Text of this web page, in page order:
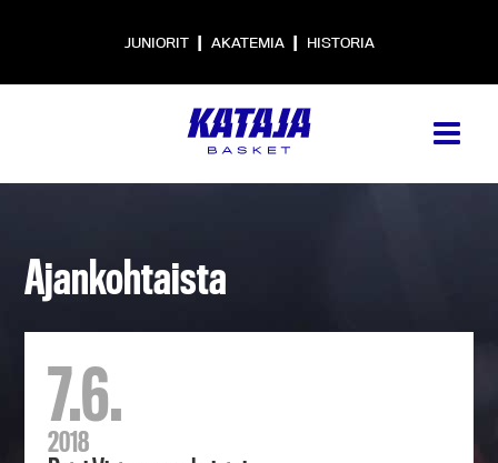
JUNIORIT | AKATEMIA | HISTORIA
Ajankohtaista
7.6.
2018